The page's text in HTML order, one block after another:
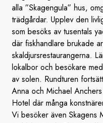
alla ”Skagengula” hus,
trädgårdar. Upplev den
som besöks av tusentals
där fiskhandlare brukade
skaldjursrestaurangerna.
lokalbor och besökare
av solen. Rundturen
Anna och Michael
Hotel där många
Vi besöker även Skagens